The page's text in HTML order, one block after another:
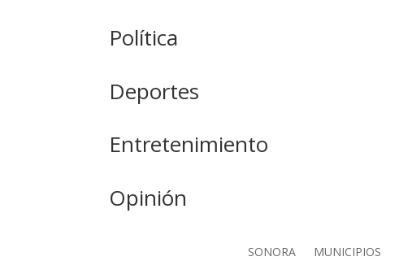
Política
Deportes
Entretenimiento
Opinión
SONORA MUNICIPIOS